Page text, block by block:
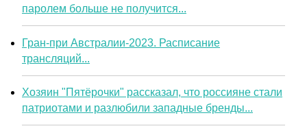
паролем больше не получится...
Гран-при Австралии-2023. Расписание
трансляций...
Хозяин "Пятёрочки" рассказал, что россияне стали
патриотами и разлюбили западные бренды...